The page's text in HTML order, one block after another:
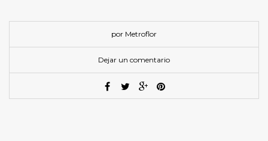
por Metroflor
Dejar un comentario